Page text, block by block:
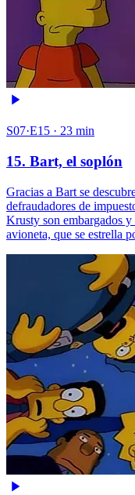
S07·E15 · 23 min
15. Bart, el soplón
Gracias a Bart se
defraudadores de
Krusty son embargados
avioneta, que se estrella